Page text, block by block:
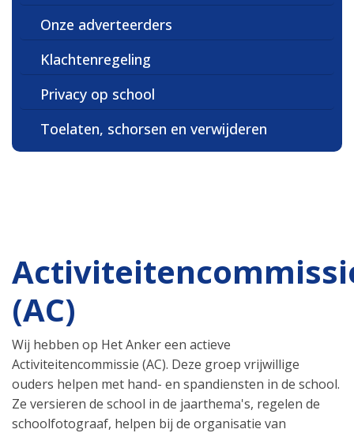
Onze adverteerders
Klachtenregeling
Privacy op school
Toelaten, schorsen en verwijderen
(AC)
Wij hebben op Het Anker een actieve
Activiteitencommissie (AC). Deze groep vrijwillige
ouders helpen met hand- en spandiensten in de school.
Ze versieren de school in de jaarthema's, regelen de
schoolfotograaf, helpen bij de organisatie van